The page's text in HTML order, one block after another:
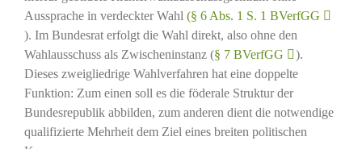
Aussprache in verdeckter Wahl (§ 6 Abs. 1 S. 1 BVerfGG
). Im Bundesrat erfolgt die Wahl direkt, also ohne den
Wahlausschuss als Zwischeninstanz (§ 7 BVerfGG
).
Dieses zweigliedrige Wahlverfahren hat eine doppelte
Funktion: Zum einen soll es die föderale Struktur der
Bundesrepublik abbilden, zum anderen dient die notwendige
qualifizierte Mehrheit dem Ziel eines breiten politischen